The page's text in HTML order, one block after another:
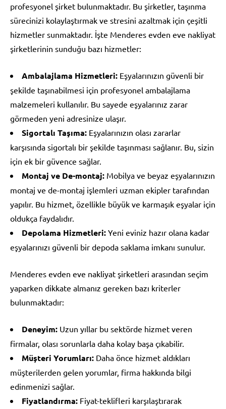
profesyonel şirket bulunmaktadır. Bu şirketler, taşınma
sürecinizi kolaylaştırmak ve stresini azaltmak için çeşitli
hizmetler sunmaktadır. İşte Menderes evden eve nakliyat
şirketlerinin sunduğu bazı hizmetler:
Ambalajlama Hizmetleri: Eşyalarınızın güvenli bir
şekilde taşınabilmesi için profesyonel ambalajlama
malzemeleri kullanılır. Bu sayede eşyalarınız zarar
görmeden yeni adresinize ulaşır.
Sigortalı Taşıma: Eşyalarınızın olası zararlar
karşısında sigortalı bir şekilde taşınması sağlanır. Bu, sizin
için ek bir güvence sağlar.
Montaj ve De-montaj: Mobilya ve beyaz eşyalarınızın
montaj ve de-montaj işlemleri uzman ekipler tarafından
yapılır. Bu hizmet, özellikle büyük ve karmaşık eşyalar için
oldukça faydalıdır.
Depolama Hizmetleri: Yeni eviniz hazır olana kadar
eşyalarınızı güvenli bir depoda saklama imkanı sunulur.
Menderes evden eve nakliyat şirketleri arasından seçim
yaparken dikkate almanız gereken bazı kriterler
bulunmaktadır:
Deneyim: Uzun yıllar bu sektörde hizmet veren
firmalar, olası sorunlarla daha kolay başa çıkabilir.
Müşteri Yorumları: Daha önce hizmet aldıkları
müşterilerden gelen yorumlar, firma hakkında bilgi
edinmenizi sağlar.
Fiyatlandırma: Fiyat-teklifleri karşılaştırarak